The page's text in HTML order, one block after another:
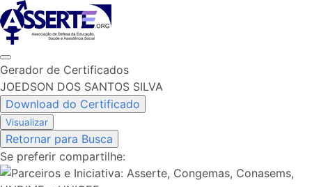
Skip
to
content
Gerador de Certificados
JOEDSON DOS SANTOS SILVA
Download do Certificado
Visualizar
Retornar para Busca
Se preferir compartilhe: